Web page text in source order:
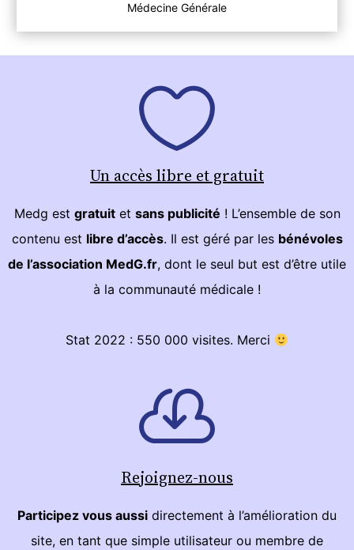
Médecine Générale
Un accès libre et gratuit
Medg est gratuitet sans publicité ! L’ensemble de son
contenu est libre d’accès. Il est géré par les bénévoles
de l’association MedG.fr, dont le seul but est d’être utile
à la communauté médicale !
Stat 2022 : 550 000 visites. Merci
Rejoignez-nous
Participez vous aussi directement à l’amélioration du
site, en tant que simple utilisateur ou membre de